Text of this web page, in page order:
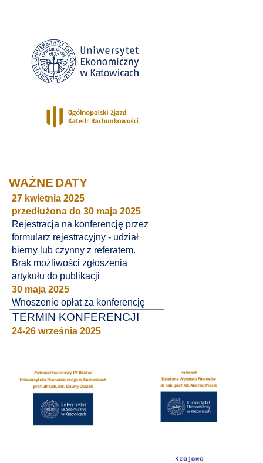
WAŻNEDATY
27 kwietnia 2025
przedłużona do 30 maja 2025
Rejestracja na konferencję przez
formularz rejestracyjny - udział
bierny lub czynny z referatem.
Brak możliwości zgłoszenia
artykułu do publikacji
30 maja 2025
Wnoszenie opłat za konferencję
TERMIN KONFERENCJI
24-26 września 2025